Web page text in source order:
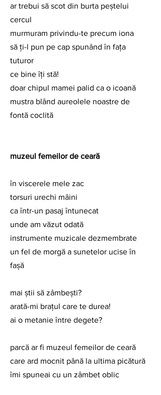
ar trebui să scot din burta peştelui
cercul
murmuram privindu-te precum iona
să ţi-l pun pe cap spunând în faţa
tuturor
ce bine îţi stă!
doar chipul mamei palid ca o icoană
mustra blând aureolele noastre de
fontă coclită
muzeul femeilor de ceară
în viscerele mele zac
torsuri urechi mâini
ca într-un pasaj întunecat
unde am văzut odată
instrumente muzicale dezmembrate
un fel de morgă a sunetelor ucise în
faşă
mai ştii să zâmbeşti?
arată-mi braţul care te durea!
ai o metanie între degete?
parcă ar fi muzeul femeilor de ceară
care ard mocnit până la ultima picătură
îmi spuneai cu un zâmbet oblic